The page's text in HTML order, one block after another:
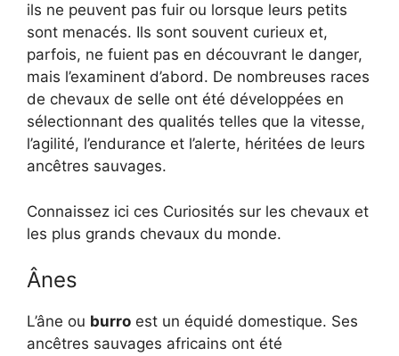
ils ne peuvent pas fuir ou lorsque leurs petits
sont menacés. Ils sont souvent curieux et,
parfois, ne fuient pas en découvrant le danger,
mais l’examinent d’abord. De nombreuses races
de chevaux de selle ont été développées en
sélectionnant des qualités telles que la vitesse,
l’agilité, l’endurance et l’alerte, héritées de leurs
ancêtres sauvages.
Connaissez ici ces Curiosités sur les chevaux et
les plus grands chevaux du monde.
Ânes
L’âne ou burro est un équidé domestique. Ses
ancêtres sauvages africains ont été